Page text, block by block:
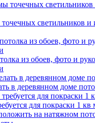
светильников и
из обоев, фото и
в деревянном доме
для покраски 1 кв